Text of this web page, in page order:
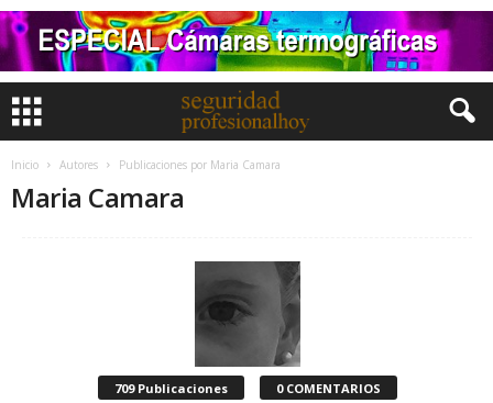
Inicio Autores Publicaciones por Maria Camara
Maria Camara
709 Publicaciones 0 COMENTARIOS